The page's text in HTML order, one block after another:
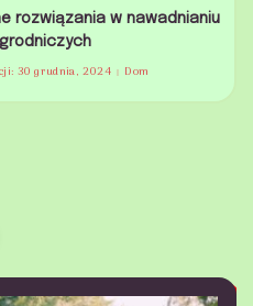
rozwiązania w nawadnianiu
30 grudnia, 2024 Dom